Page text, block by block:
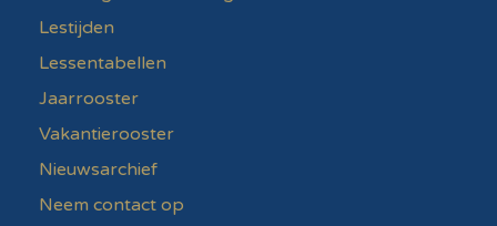
Lestijden
Lessentabellen
Jaarrooster
Vakantierooster
Nieuwsarchief
Neem contact op